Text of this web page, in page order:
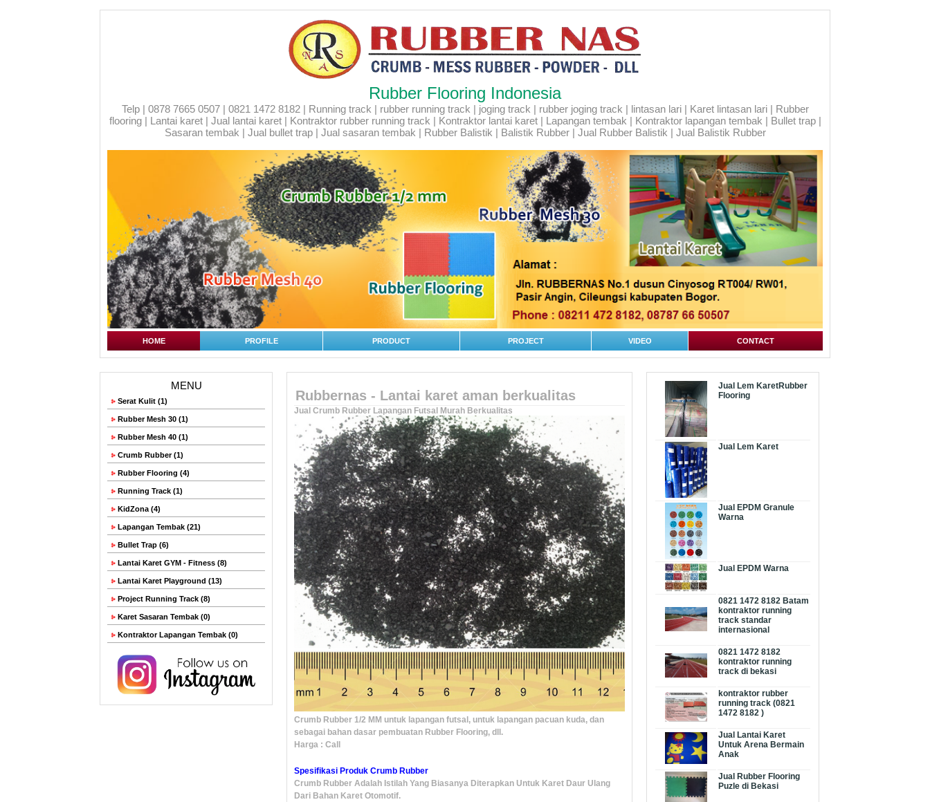
Rubber Flooring Indonesia
Telp | 0878 7665 0507 | 0821 1472 8182 | Running track | rubber running track | joging track | rubber joging track | lintasan lari | Karet lintasan lari | Rubber
flooring | Lantai karet | Jual lantai karet | Kontraktor rubber running track | Kontraktor lantai karet | Lapangan tembak | Kontraktor lapangan tembak | Bullet trap |
Sasaran tembak | Jual bullet trap | Jual sasaran tembak | Rubber Balistik | Balistik Rubber | Jual Rubber Balistik | Jual Balistik Rubber
HOME PROFILE PRODUCT PROJECT VIDEO CONTACT
MENU
Serat Kulit (1)
Rubber Mesh 30 (1)
Rubber Mesh 40 (1)
Crumb Rubber (1)
Rubber Flooring (4)
Running Track (1)
KidZona (4)
Lapangan Tembak (21)
Bullet Trap (6)
Lantai Karet GYM - Fitness (8)
Lantai Karet Playground (13)
Project Running Track (8)
Karet Sasaran Tembak (0)
Kontraktor Lapangan Tembak (0)
Rubbernas - Lantai karet aman berkualitas
Jual Crumb Rubber Lapangan Futsal Murah Berkualitas
Crumb Rubber 1/2 MM untuk lapangan futsal, untuk lapangan pacuan kuda, dan
sebagai bahan dasar pembuatan Rubber Flooring, dll.
Harga : Call
Spesifikasi Produk Crumb Rubber
Crumb Rubber Adalah Istilah Yang Biasanya Diterapkan Untuk Karet Daur Ulang
Dari Bahan Karet Otomotif.
Jual Lem KaretRubber
Flooring
Jual Lem Karet
Jual EPDM Granule
Warna
Jual EPDM Warna
0821 1472 8182 Batam
kontraktor running
track standar
internasional
0821 1472 8182
kontraktor running
track di bekasi
kontraktor rubber
running track (0821
1472 8182 )
Jual Lantai Karet
Untuk Arena Bermain
Anak
Jual Rubber Flooring
Puzle di Bekasi